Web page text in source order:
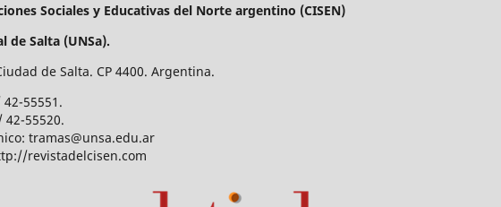
Sociales y Educativas del Norte argentino (CISEN)
de Salta (UNSa).
de Salta. CP 4400. Argentina.
55551.
42-55520.
tramas@unsa.edu.ar
revistadelcisen.com